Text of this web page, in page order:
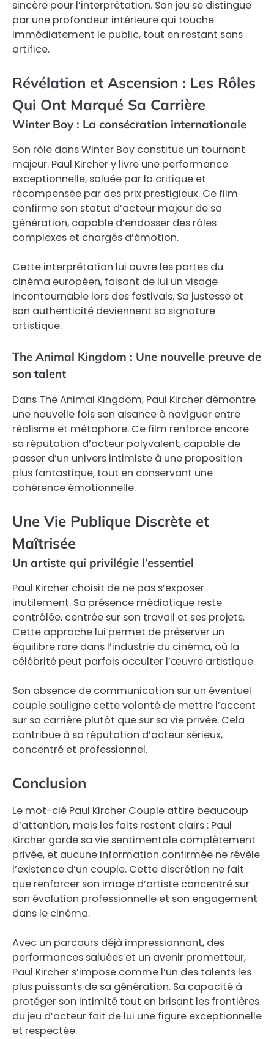
sincère pour l’interprétation. Son jeu se distingue
par une profondeur intérieure qui touche
immédiatement le public, tout en restant sans
artifice.
Révélation et Ascension : Les Rôles
Qui Ont Marqué Sa Carrière
Winter Boy : La consécration internationale
Son rôle dans Winter Boy constitue un tournant
majeur. Paul Kircher y livre une performance
exceptionnelle, saluée par la critique et
récompensée par des prix prestigieux. Ce film
confirme son statut d’acteur majeur de sa
génération, capable d’endosser des rôles
complexes et chargés d’émotion.
Cette interprétation lui ouvre les portes du
cinéma européen, faisant de lui un visage
incontournable lors des festivals. Sa justesse et
son authenticité deviennent sa signature
artistique.
The Animal Kingdom : Une nouvelle preuve de
son talent
Dans The Animal Kingdom, Paul Kircher démontre
une nouvelle fois son aisance à naviguer entre
réalisme et métaphore. Ce film renforce encore
sa réputation d’acteur polyvalent, capable de
passer d’un univers intimiste à une proposition
plus fantastique, tout en conservant une
cohérence émotionnelle.
Une Vie Publique Discrète et
Maîtrisée
Un artiste qui privilégie l’essentiel
Paul Kircher choisit de ne pas s’exposer
inutilement. Sa présence médiatique reste
contrôlée, centrée sur son travail et ses projets.
Cette approche lui permet de préserver un
équilibre rare dans l’industrie du cinéma, où la
célébrité peut parfois occulter l’œuvre artistique.
Son absence de communication sur un éventuel
couple souligne cette volonté de mettre l’accent
sur sa carrière plutôt que sur sa vie privée. Cela
contribue à sa réputation d’acteur sérieux,
concentré et professionnel.
Conclusion
Le mot-clé Paul Kircher Couple attire beaucoup
d’attention, mais les faits restent clairs : Paul
Kircher garde sa vie sentimentale complètement
privée, et aucune information confirmée ne révèle
l’existence d’un couple. Cette discrétion ne fait
que renforcer son image d’artiste concentré sur
son évolution professionnelle et son engagement
dans le cinéma.
Avec un parcours déjà impressionnant, des
performances saluées et un avenir prometteur,
Paul Kircher s’impose comme l’un des talents les
plus puissants de sa génération. Sa capacité à
protéger son intimité tout en brisant les frontières
du jeu d’acteur fait de lui une figure exceptionnelle
et respectée.